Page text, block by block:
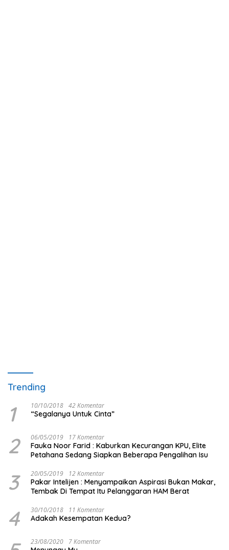
Trending
1 10/10/2018 42 Komentar
“Segalanya Untuk Cinta”
2 06/05/2019 17 Komentar
Fauka Noor Farid : Kaburkan Kecurangan KPU, Elite
Petahana Sedang Siapkan Beberapa Pengalihan Isu
3 20/05/2019 12 Komentar
Pakar Intelijen : Menyampaikan Aspirasi Bukan Makar,
Tembak Di Tempat Itu Pelanggaran HAM Berat
4 30/10/2018 11 Komentar
Adakah Kesempatan Kedua?
23/08/2020 7 Komentar